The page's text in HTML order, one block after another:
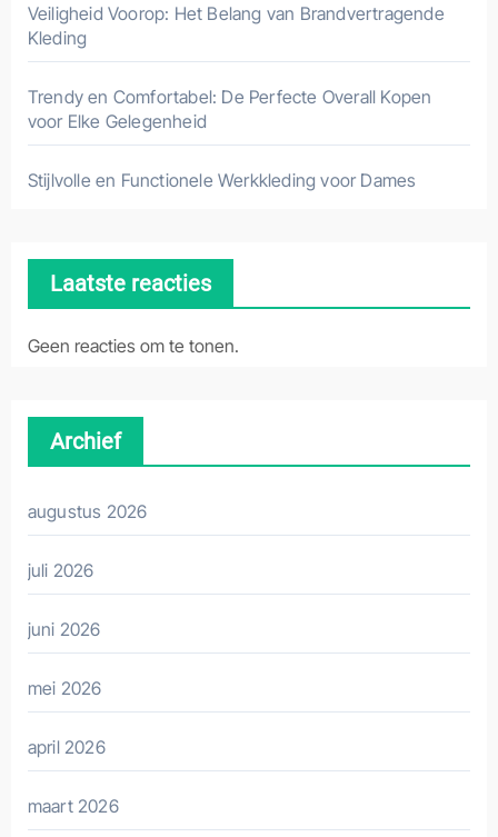
Veiligheid Voorop: Het Belang van Brandvertragende
Kleding
Trendy en Comfortabel: De Perfecte Overall Kopen
voor Elke Gelegenheid
Stijlvolle en Functionele Werkkleding voor Dames
Laatste reacties
Geen reacties om te tonen.
Archief
augustus 2026
juli 2026
juni 2026
mei 2026
april 2026
maart 2026